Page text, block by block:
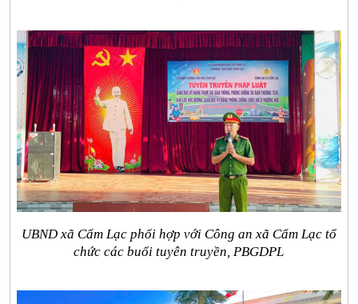
UBND xã Cẩm Lạc phối hợp với Công an xã Cẩm Lạc tổ
chức các buổi tuyên truyền, PBGDPL